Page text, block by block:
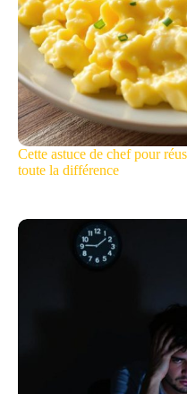
Cette astuce de chef pour
toute la différence